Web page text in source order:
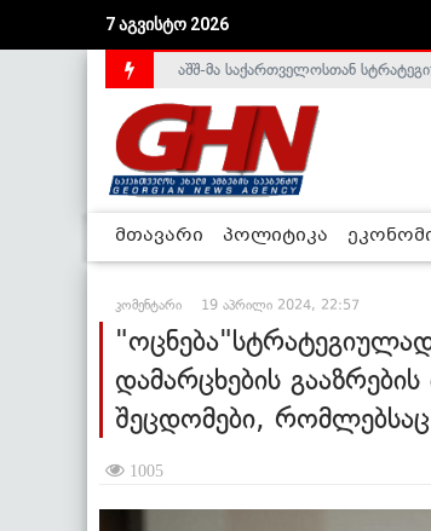
7 აგვისტო 2026
საქართველოს დე-ფაქტო
მთავარი პოლიტიკა
კომენტარი 19 აპრილი 2024, 22:57
დამარცხების
შეცდომები, რომლებსაც
1005